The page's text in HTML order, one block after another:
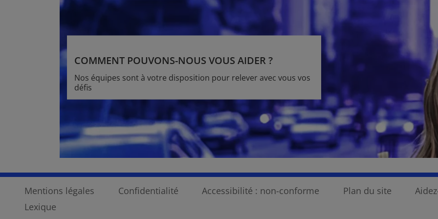
COMMENT POUVONS-NOUS VOUS AIDER ?
Nos équipes sont à votre disposition pour relever avec vous vos
défis
Mentions légales Confidentialité Accessibilité : non-conforme Plan du site
Lexique